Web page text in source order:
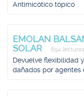
Antimicótico tópico
EMOLAN
SOLAR
694 lecturas
Devuelve flexibilidad
dañados por agentes